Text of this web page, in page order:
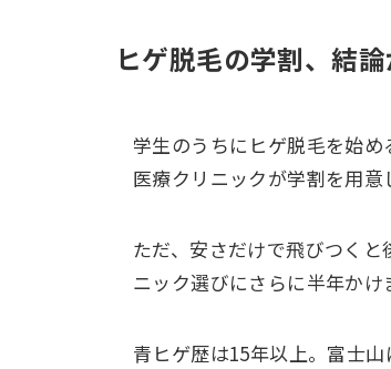
ヒゲ脱毛の学割、結論
学生のうちにヒゲ脱毛を始
医療クリニックが学割を用意
ただ、安さだけで飛びつく
ニック選びにさらに半年かけ
青ヒゲ歴は15年以上。富士